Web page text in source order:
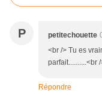
P petitechouette
<br /> Tu es
parfait..........<br
Répondre